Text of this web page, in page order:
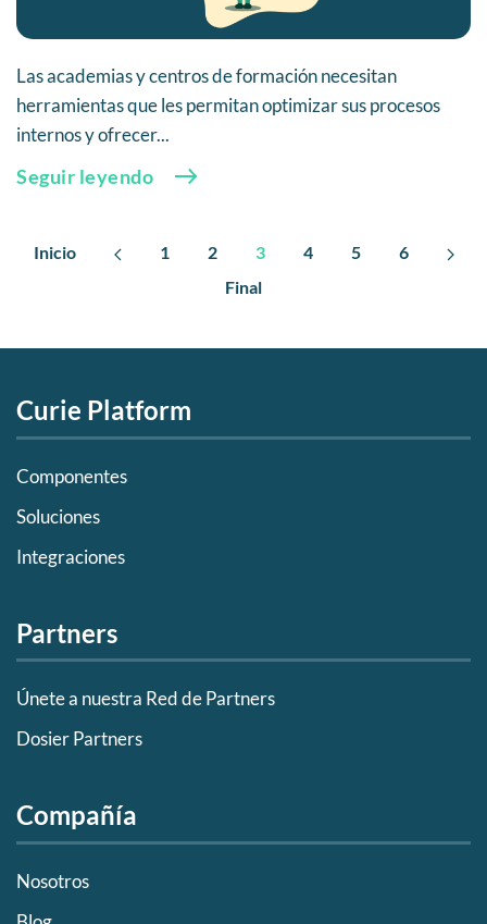
Las academias y centros de formación necesitan
herramientas que les permitan optimizar sus procesos
internos y ofrecer...
Seguir leyendo
Inicio 1 2 3 4 5
6
Final
Curie Platform
Componentes
Soluciones
Integraciones
Partners
Únete a nuestra Red de Partners
Dosier Partners
Compañía
Nosotros